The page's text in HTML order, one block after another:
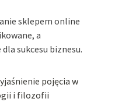
sklepem online
a
sukcesu biznesu.
pojęcia w
i filozofii